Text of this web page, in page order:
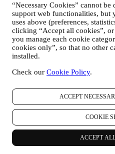
“Necessary Cookies” cannot be
support web functionalities, but
uses above (preferences,
clicking “Accept all cookies”,
you manage each cookie
cookies only”, so that no other
installed.
Check our Cookie Policy.
ACCEPT
COOKIE
ACCEPT
gegevensbeheerder wordt
het kantoor in Hofstrasse
Zwitserland (die Le Creuset SL,
kantoor in Paseo de Gracia 9, 2º,
aangesteld als vertegenwoordiger
overeenkomst tot gezamenlijke
in (a) Le Creuset Group AG die
gepersonaliseerde klantervaring;
onafhankelijk
lokaal niveau (binnen een
beheerders die nodig zijn om de
rechten af te handelen.
3. WAAROM VERZAMELEN WIJ
Wij kunnen uw gegevens